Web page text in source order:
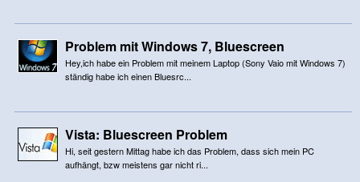
Problem mit Windows 7, Bluescreen
Hey,ich habe ein Problem mit meinem Laptop (Sony Vaio mit Windows 7)
ständig habe ich einen Bluesrc...
Vista: Bluescreen Problem
Hi, seit gestern Mittag habe ich das Problem, dass sich mein PC
aufhängt, bzw meistens gar nicht ri...